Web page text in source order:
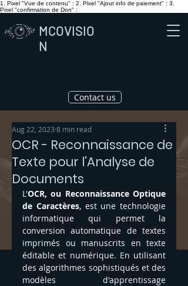
1. Pixel "Vue de contenu" : 2. Pixel "Ajout info de paiement" : 3.
Pixel "confirmation de Don" :
MCOVISIO
N
Contact us
OCR - Reconnaissance de
Texte pour l'Analyse de
Documents
Aug 22, 2023 8 min read
L'OCR, ou Reconnaissance Optique
de Caractères, est une technologie
informatique qui permet la
conversion automatique de textes
imprimés ou manuscrits en texte
éditable et numérique. En utilisant
des algorithmes sophistiqués et des
modèles d'apprentissage